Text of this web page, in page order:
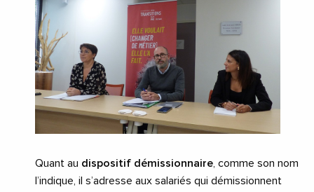
Quant au dispositif démissionnaire, comme son nom
l’indique, il s’adresse aux salariés qui démissionnent